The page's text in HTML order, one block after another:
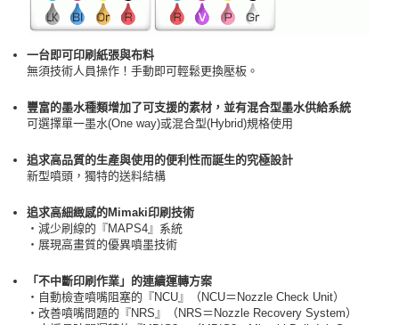
一台即可印刷紙張與布料
無須技術人員操作！手動即可輕鬆更換壓板。
豐富的墨水種類增加了可支援的素材，並有混合型墨水供給系統
可選擇單一墨水(One way)或混合型(Hybrid)規格使用
追求高品質的生產與使用的便利性而誕生的究極設計
新型噴頭，獨特的送料結構
追求高細緻感的Mimaki印刷技術
・減少刷線的『MAPS4』系統
・展現高畫質的優異噴墨技術
「不中斷印刷作業」的連續運轉方案
・自動檢查噴嘴阻塞的『NCU』（NCU＝Nozzle Check Unit）
・改善噴嘴問題的『NRS』（NRS＝Nozzle Recovery System）